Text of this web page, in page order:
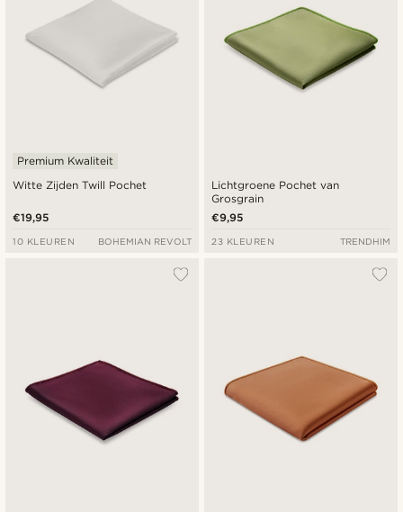
Witte Zijden Twill Pochet
Premium Kwaliteit
€19,95
10 KLEUREN BOHEMIAN REVOLT
Lichtgroene Pochet van
Grosgrain
€9,95
23 KLEUREN TRENDHIM